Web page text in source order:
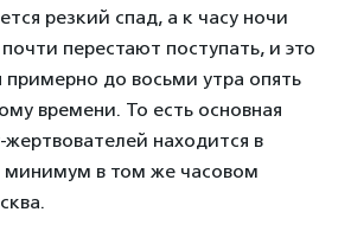
резкий спад, а к часу ночи
перестают поступать, и это
примерно до восьми утра опять
времени. То есть основная
находится в
минимум в том же часовом